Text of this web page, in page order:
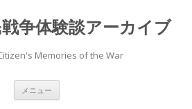
争体験談アーカイブ
Memories of the War
メニュー